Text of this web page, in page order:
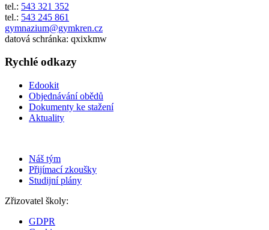
tel.: 543 321 352
tel.: 543 245 861
gymnazium@gymkren.cz
datová schránka: qxixkmw
Rychlé odkazy
Edookit
Objednávání obědů
Dokumenty ke stažení
Aktuality
Náš tým
Přijímací zkoušky
Studijní plány
Zřizovatel školy:
GDPR